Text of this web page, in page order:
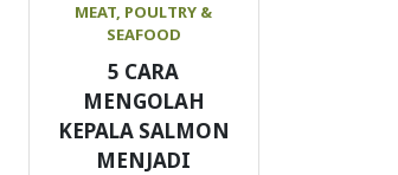
MEAT, POULTRY &
SEAFOOD
5 CARA
MENGOLAH
KEPALA SALMON
MENJADI